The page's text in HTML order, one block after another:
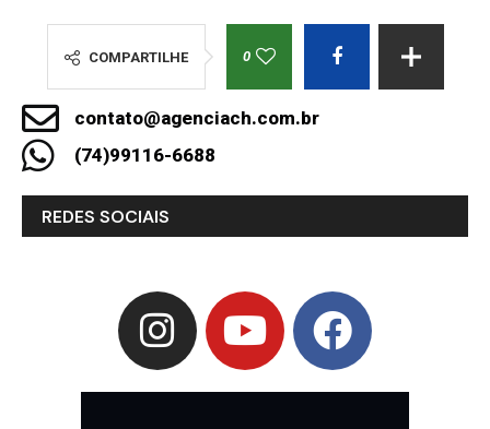
COMPARTILHE 0
contato@agenciach.com.br
(74)99116-6688
REDES SOCIAIS